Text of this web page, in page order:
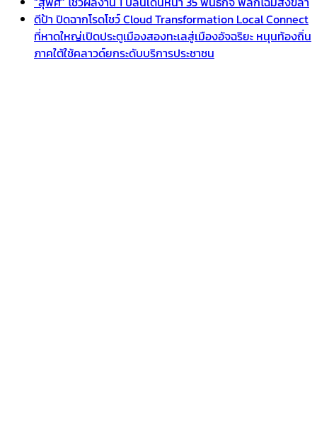
ดีป้า ปิดฉากโรดโชว์ Cloud Transformation Local Connect
ที่หาดใหญ่เปิดประตูเมืองสองทะเลสู่เมืองอัจฉริยะ หนุนท้องถิ่น
ภาคใต้ใช้คลาวด์ยกระดับบริการประชาชน